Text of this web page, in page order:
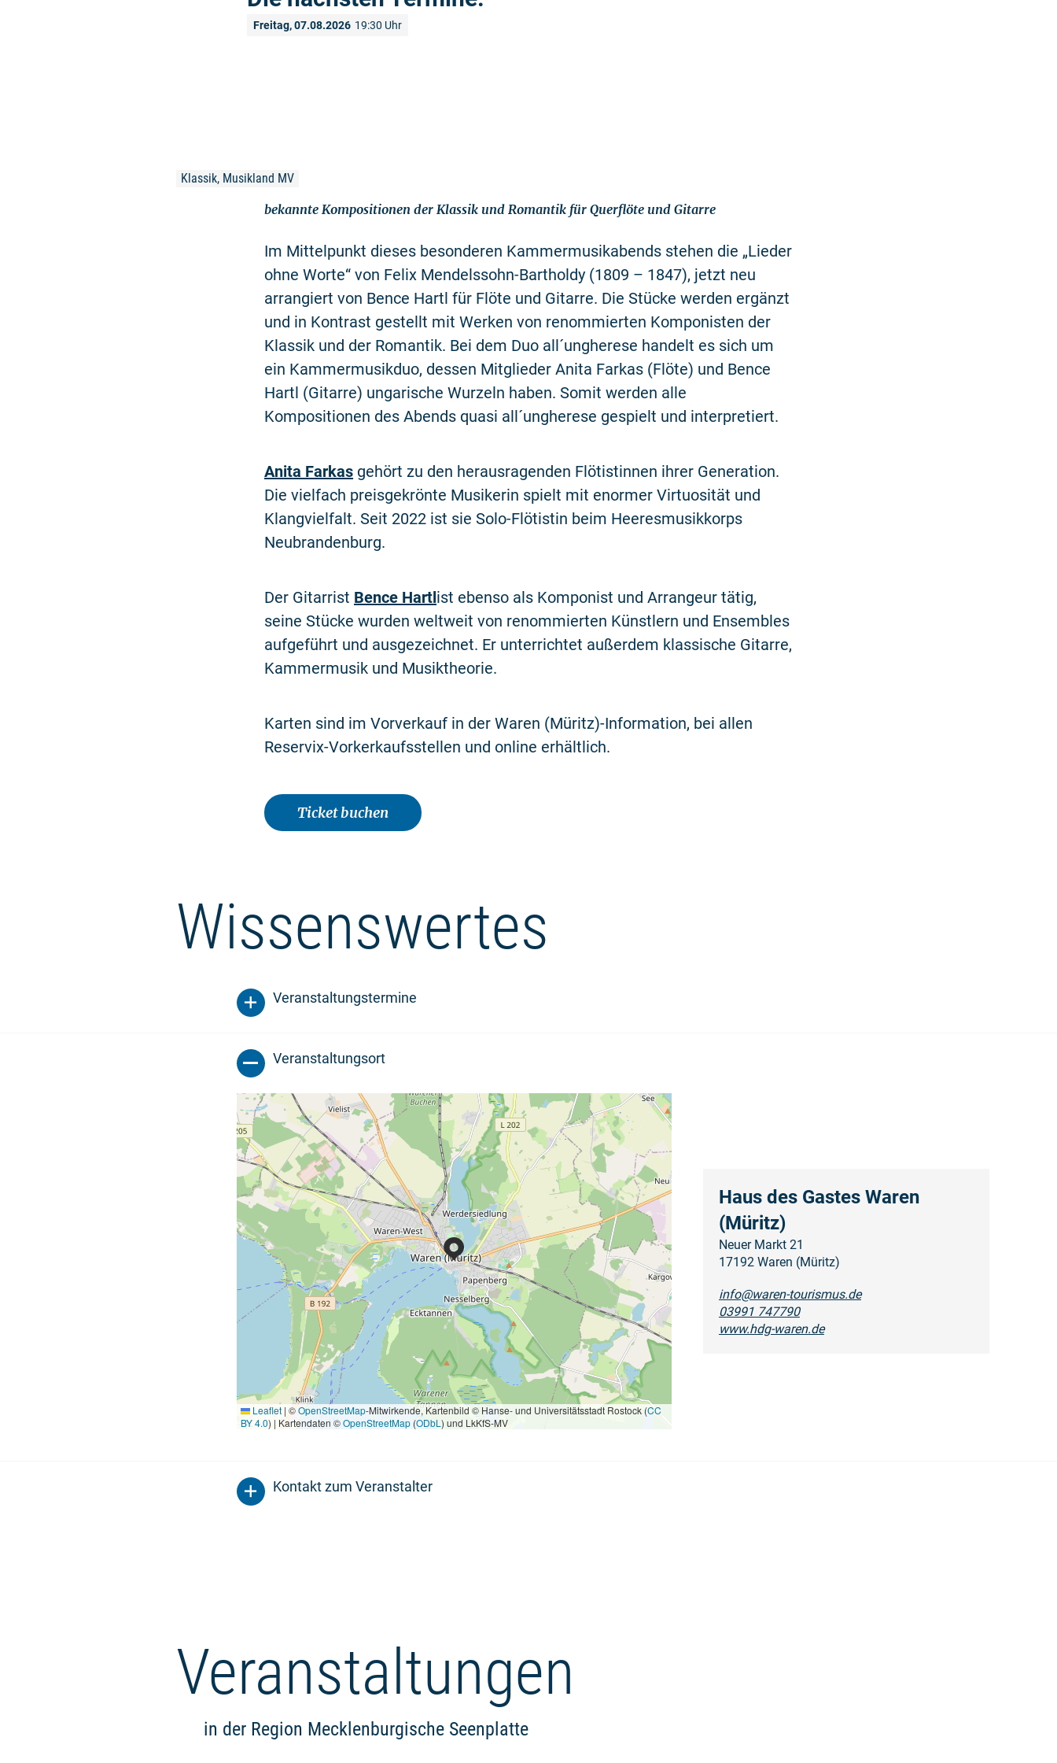
Freitag, 07.08.2026 19:30 Uhr
Klassik, Musikland MV
bekannte Kompositionen der Klassik und Romantik für Querflöte und Gitarre
Im Mittelpunkt dieses besonderen Kammermusikabends stehen die „Lieder
ohne Worte“ von Felix Mendelssohn-Bartholdy (1809 – 1847), jetzt neu
arrangiert von Bence Hartl für Flöte und Gitarre. Die Stücke werden ergänzt
und in Kontrast gestellt mit Werken von renommierten Komponisten der
Klassik und der Romantik. Bei dem Duo all´ungherese handelt es sich um
ein Kammermusikduo, dessen Mitglieder Anita Farkas (Flöte) und Bence
Hartl (Gitarre) ungarische Wurzeln haben. Somit werden alle
Kompositionen des Abends quasi all´ungherese gespielt und interpretiert.
Anita Farkas gehört zu den herausragenden Flötistinnen ihrer Generation.
Die vielfach preisgekrönte Musikerin spielt mit enormer Virtuosität und
Klangvielfalt. Seit 2022 ist sie Solo-Flötistin beim Heeresmusikkorps
Neubrandenburg.
Der Gitarrist Bence Hartlist ebenso als Komponist und Arrangeur tätig,
seine Stücke wurden weltweit von renommierten Künstlern und Ensembles
aufgeführt und ausgezeichnet. Er unterrichtet außerdem klassische Gitarre,
Kammermusik und Musiktheorie.
Karten sind im Vorverkauf in der Waren (Müritz)-Information, bei allen
Reservix-Vorkerkaufsstellen und online erhältlich.
Ticket buchen
Wissenswertes
Veranstaltungstermine
Veranstaltungsort
Leaflet | ©OpenStreetMap-Mitwirkende, Kartenbild © Hanse- und Universitätsstadt Rostock (CC
BY 4.0) | Kartendaten ©OpenStreetMap(ODbL ) und LkKfS-MV
Haus des Gastes Waren
(Müritz)
Neuer Markt 21
17192 Waren (Müritz)
info@waren-tourismus.de
03991 747790
www.hdg-waren.de
Kontakt zum Veranstalter
Veranstaltungen
in der Region Mecklenburgische Seenplatte